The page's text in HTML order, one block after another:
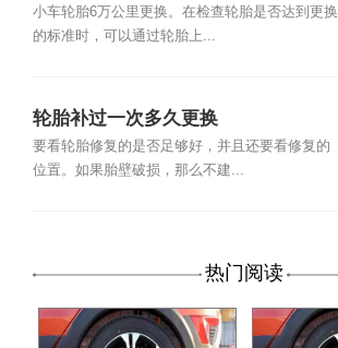
小车轮胎6万公里更换。在检查轮胎是否达到更换
的标准时，可以通过轮胎上...
轮胎补过一次多久更换
要看轮胎修复的是否足够好，并且还要看修复的
位置。如果胎壁破损，那么不建...
热门阅读